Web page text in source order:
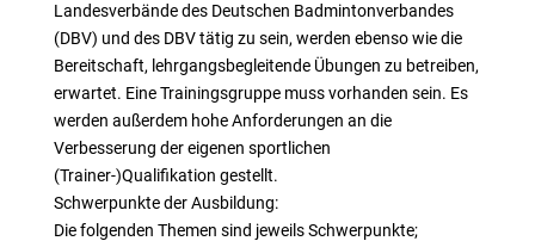
Landesverbände des Deutschen Badmintonverbandes
(DBV) und des DBV tätig zu sein, werden ebenso wie die
Bereitschaft, lehrgangsbegleitende Übungen zu betreiben,
erwartet. Eine Trainingsgruppe muss vorhanden sein. Es
werden außerdem hohe Anforderungen an die
Verbesserung der eigenen sportlichen
(Trainer-)Qualifikation gestellt.
Schwerpunkte der Ausbildung:
Die folgenden Themen sind jeweils Schwerpunkte;